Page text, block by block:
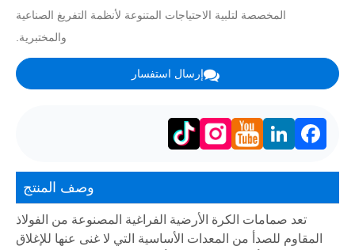
المخصصة لتلبية الاحتياجات المتنوعة لأنظمة التفريغ الصناعية
والمختبرية.
إرسال استفسار
Facebook
LinkedIn
وصف المنتج
تعد صمامات الكرة الأرضية الفراغية المصنوعة من الفولاذ
المقاوم للصدأ من المعدات الأساسية التي لا غنى عنها للإغلاق